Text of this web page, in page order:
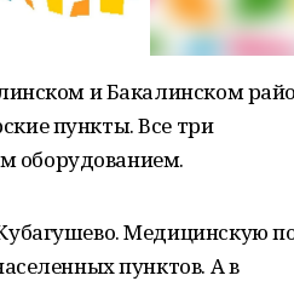
и Бакалинском
пункты. Все три
оборудованием.
Медицинскую
пунктов. А в